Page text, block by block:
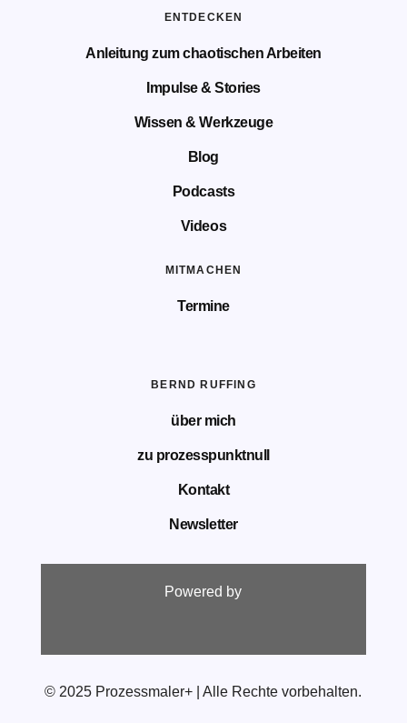
ENTDECKEN
Anleitung zum chaotischen Arbeiten
Impulse & Stories
Wissen & Werkzeuge
Blog
Podcasts
Videos
MITMACHEN
Termine
BERND RUFFING
über mich
zu prozesspunktnull
Kontakt
Newsletter
Powered by
© 2025 Prozessmaler+ | Alle Rechte vorbehalten.